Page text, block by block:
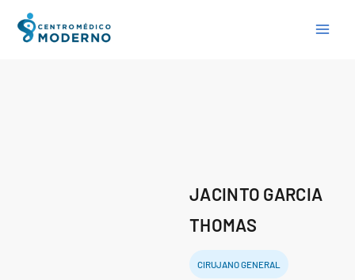
JACINTO GARCIA
THOMAS
CIRUJANO GENERAL